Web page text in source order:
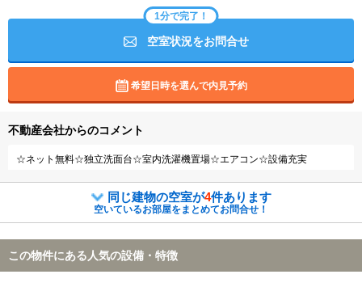
1分で完了！
空室状況をお問合せ
希望日時を選んで内見予約
不動産会社からのコメント
☆ネット無料☆独立洗面台☆室内洗濯機置場☆エアコン☆設備充実
同じ建物の空室が4件あります
空いているお部屋をまとめてお問合せ！
この物件にある人気の設備・特徴